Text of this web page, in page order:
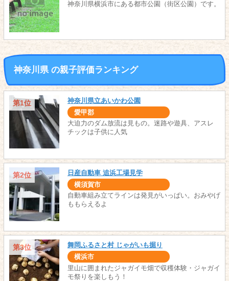
神奈川県横浜市にある都市公園（街区公園）です。
神奈川県 の親子評価ランキング
第1位 神奈川県立あいかわ公園
愛甲郡
大迫力のダム放流は見もの。迷路や遊具、アスレ
チックは子供に人気
第2位 日産自動車 追浜工場見学
横須賀市
自動車組み立てラインは発見がいっぱい。おみやげ
ももらえるよ
第3位 舞岡ふるさと村 じゃがいも掘り
横浜市
里山に囲まれたジャガイモ畑で収穫体験・ジャガイ
モ祭りを楽しもう！